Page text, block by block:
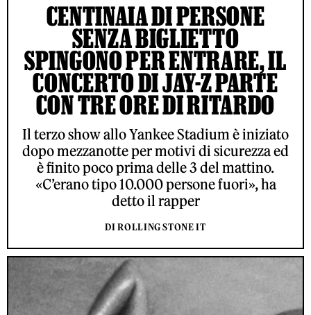
CENTINAIA DI PERSONE
SENZA BIGLIETTO
SPINGONO PER ENTRARE, IL
CONCERTO DI JAY-Z PARTE
CON TRE ORE DI RITARDO
Il terzo show allo Yankee Stadium è iniziato
dopo mezzanotte per motivi di sicurezza ed
è finito poco prima delle 3 del mattino.
«C’erano tipo 10.000 persone fuori», ha
detto il rapper
DI ROLLING STONE IT